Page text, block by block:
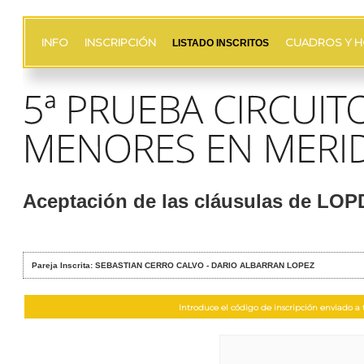
INFO INSCRIPCIÓN LISTADO INSCRITOS CUADROS Y
Aceptación de las cláusulas de
Pareja Inscrita: SEBASTIAN CERRO CALVO - DARIO ALBARRAN LOPEZ
Introduce el código de inscripción enviado